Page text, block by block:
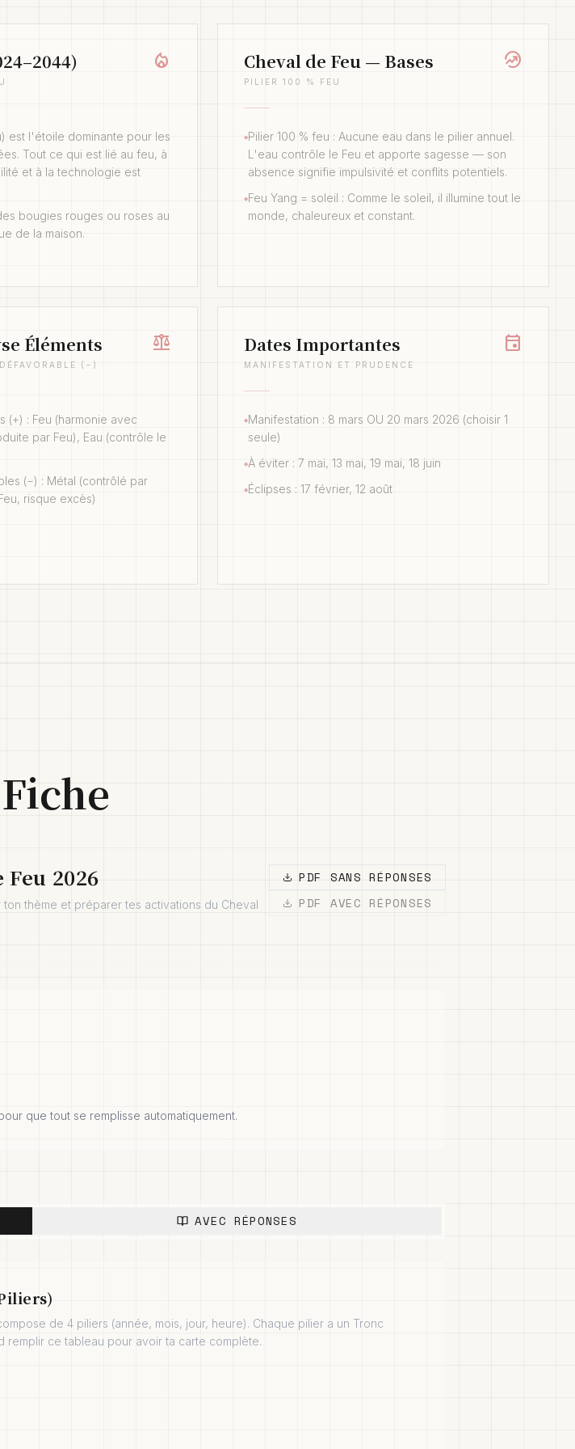
local_fire_department
est l'étoile dominante pour les
Tout ce qui est lié au feu, à
et à la technologie est
bougies rouges ou roses au
de la maison.
Cheval de Feu — Bases
PILIER 100 % FEU
whatshot
◆Pilier 100 % feu : Aucune eau dans le pilier annuel.
L'eau contrôle le Feu et apporte sagesse — son
absence signifie impulsivité et conflits potentiels.
◆Feu Yang = soleil : Comme le soleil, il illumine tout le
monde, chaleureux et constant.
Éléments
(−)
balance
(+) : Feu (harmonie avec
par Feu), Eau (contrôle le
(−) : Métal (contrôlé par
risque excès)
Dates Importantes
MANIFESTATION ET PRUDENCE
event
◆Manifestation : 8 mars OU 20 mars 2026 (choisir 1
seule)
◆À éviter : 7 mai, 13 mai, 19 mai, 18 juin
◆Éclipses : 17 février, 12 août
2026
thème et préparer tes activations du Cheval
PDF SANS RÉPONSES
PDF AVEC RÉPONSES
que tout se remplisse automatiquement.
AVEC RÉPONSES
de 4 piliers (année, mois, jour, heure). Chaque pilier a un Tronc
remplir ce tableau pour avoir ta carte complète.